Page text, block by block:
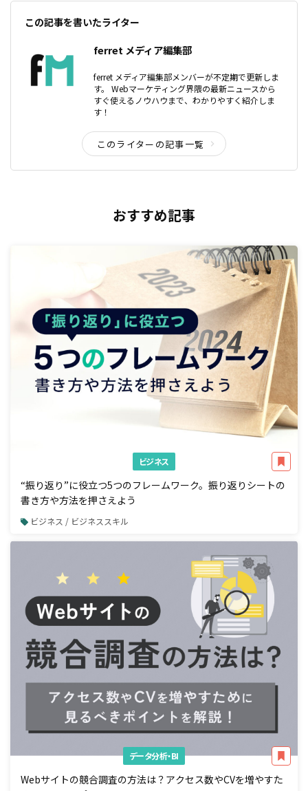
この記事を書いたライター
ferret メディア編集部
ferret メディア編集部メンバーが不定期で更新しま
す。 Webマーケティング界隈の最新ニュースから
すぐ使えるノウハウまで、わかりやすく紹介しま
す！
このライターの記事一覧
おすすめ記事
ビジネス
“振り返り”に役立つ5つのフレームワーク。振り返りシートの
書き方や方法を押さえよう
ビジネス / ビジネススキル
データ分析・BI
Webサイトの競合調査の方法は？アクセス数やCVを増やすた